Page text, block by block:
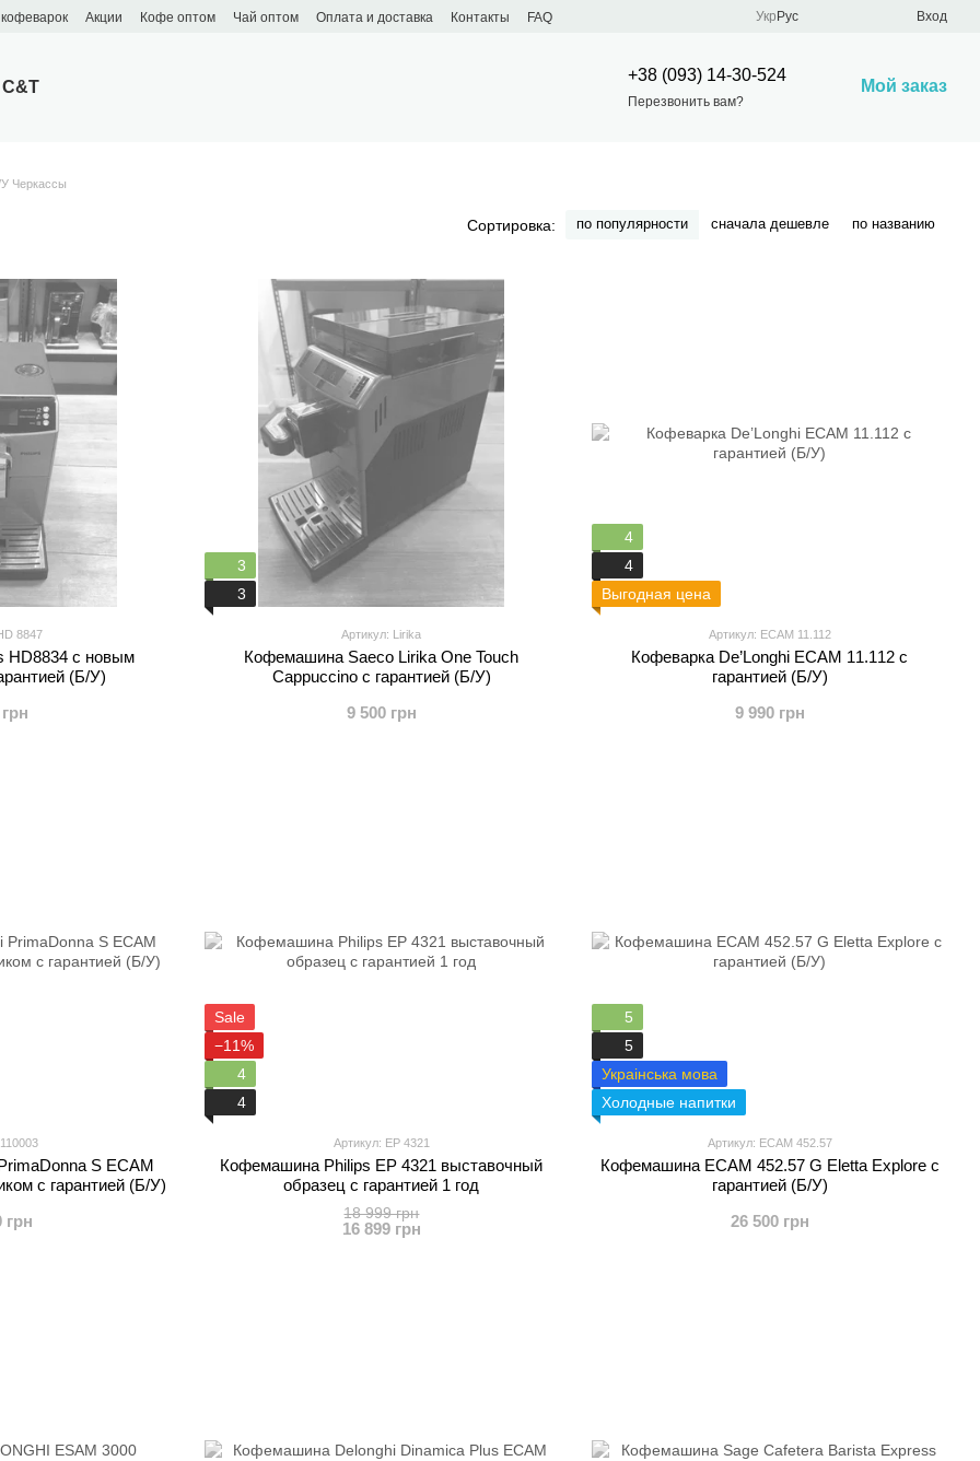
Акции Кофе оптом Чай оптом Оплата и доставка Контакты
FAQ
Укр Рус Вход
+38 (093) 14-30-524
Перезвонить вам?
Мой заказ
Черкассы
Сортировка: по популярности сначала дешевле по названию
8847
HD8834 с новым
(Б/У)
3
3
Артикул: Lirika
Кофемашина Saeco Lirika One Touch
Cappuccino с гарантией (Б/У)
9 500 грн
4
4
Выгодная цена
Артикул: ECAM 11.112
Кофеварка De’Longhi ECAM 11.112 с
гарантией (Б/У)
9 990 грн
S ECAM
с гарантией (Б/У)
грн
Sale
−11%
4
4
Артикул: EP 4321
Кофемашина Philips EP 4321 выставочный
образец с гарантией 1 год
18 999 грн
16 899 грн
5
5
Украінська мова
Холодные напитки
Артикул: ECAM 452.57
Кофемашина ECAM 452.57 G Eletta Explore с
гарантией (Б/У)
26 500 грн